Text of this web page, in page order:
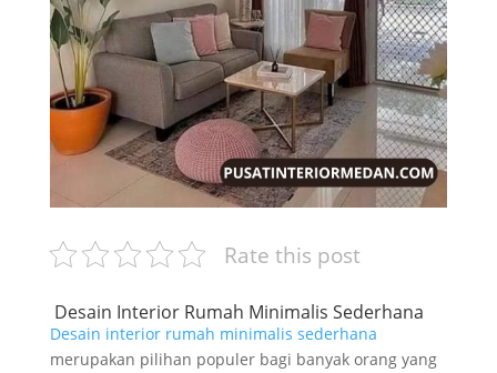
Rate this post
Desain Interior Rumah Minimalis Sederhana
Desain interior rumah minimalis sederhana
merupakan pilihan populer bagi banyak orang yang